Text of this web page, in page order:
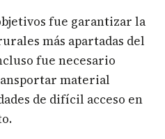
fue garantizar la
más apartadas del
fue necesario
material
de difícil acceso en